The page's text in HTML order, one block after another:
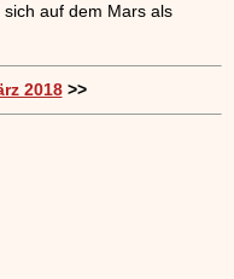
auf dem Mars als
2018>>